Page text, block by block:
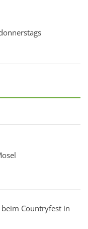
Countryfest in